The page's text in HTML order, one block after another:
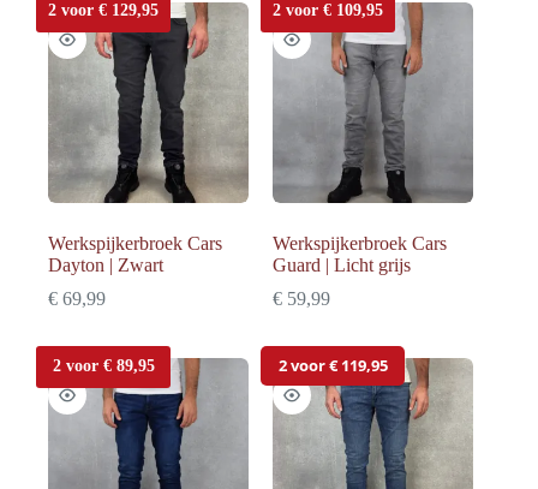
2 voor € 129,95
Werkspijkerbroek Cars
Dayton | Zwart
€ 69,99
2 voor € 109,95
Werkspijkerbroek Cars
Guard | Licht grijs
€ 59,99
2 voor € 89,95 2 voor € 119,95